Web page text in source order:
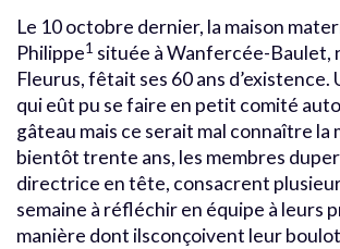
Le 10 octobre dernier, la maison
Philippe1 située à Wanfercée-Baulet,
Fleurus, fêtait ses 60 ans d’existence.
qui eût pu se faire en petit comité
gâteau mais ce serait mal connaître la
bientôt trente ans, les membres
directrice en tête, consacrent
semaine à réfléchir en équipe à leurs
manière dont ilsconçoivent leur